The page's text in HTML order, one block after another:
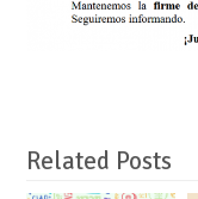
Related Posts